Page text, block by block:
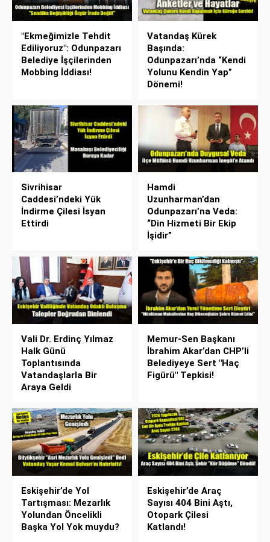
"Ekmeğimizle Tehdit
Ediliyoruz": Odunpazarı
Belediye İşçilerinden
Mobbing İddiası!
Vatandaş Kürek
Başında:
Odunpazarı’nda “Kendi
Yolunu Kendin Yap”
Dönemi!
Sivrihisar
Caddesi’ndeki Yük
İndirme Çilesi İsyan
Ettirdi
Hamdi
Uzunharman’dan
Odunpazarı’na Veda:
“Din Hizmeti Bir Ekip
İşidir”
Vali Dr. Erdinç Yılmaz
Halk Günü
Toplantısında
Vatandaşlarla Bir
Araya Geldi
Memur-Sen Başkanı
İbrahim Akar’dan CHP’li
Belediyeye Sert "Haç
Figürü" Tepkisi!
Eskişehir’de Yol
Tartışması: Mezarlık
Yolundan Öncelikli
Başka Yol Yok muydu?
Eskişehir’de Araç
Sayısı 404 Bini Aştı,
Otopark Çilesi
Katlandı!